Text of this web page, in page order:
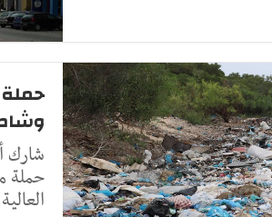
حملة
العالية